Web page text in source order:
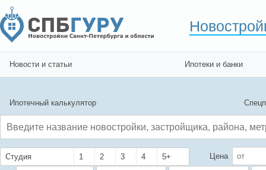
Новости и статьи Ипотеки и банки
Ипотечный калькулятор
Студия 1 2 3 4 5+ Цена